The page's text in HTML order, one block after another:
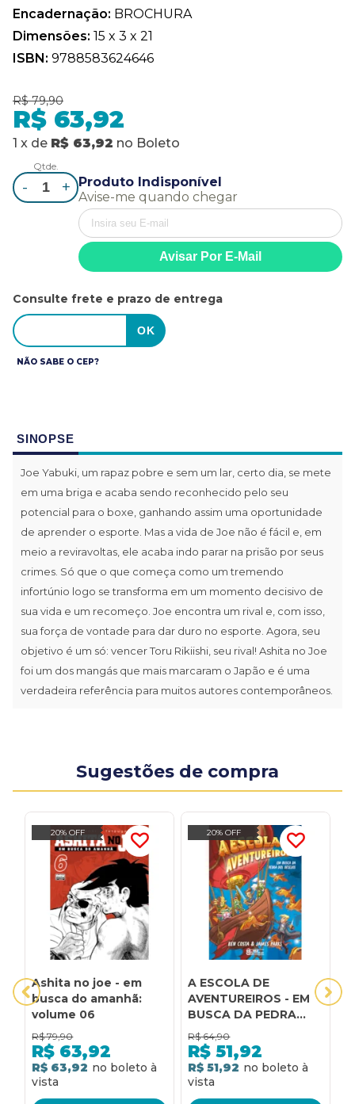
Encadernação: BROCHURA
Dimensões: 15 x 3 x 21
ISBN: 9788583624646
R$ 79,90
R$ 63,92
1 x de R$ 63,92 no Boleto
Qtde.
- +
Produto Indisponível
Avise-me quando chegar
Consulte frete e prazo de entrega
NÃO SABE O CEP?
SINOPSE
Joe Yabuki, um rapaz pobre e sem um lar, certo dia, se mete
em uma briga e acaba sendo reconhecido pelo seu
potencial para o boxe, ganhando assim uma oportunidade
de aprender o esporte. Mas a vida de Joe não é fácil e, em
meio a reviravoltas, ele acaba indo parar na prisão por seus
crimes. Só que o que começa como um tremendo
infortúnio logo se transforma em um momento decisivo de
sua vida e um recomeço. Joe encontra um rival e, com isso,
sua força de vontade para dar duro no esporte. Agora, seu
objetivo é um só: vencer Toru Rikiishi, seu rival! Ashita no Joe
foi um dos mangás que mais marcaram o Japão e é uma
verdadeira referência para muitos autores contemporâneos.
Sugestões de compra
20% OFF
Ashita no joe - em
busca do amanhã:
volume 06
R$ 79,90
R$ 63,92
R$ 63,92
20% OFF
A ESCOLA DE
AVENTUREIROS - EM
BUSCA DA PEDRA
DOS DESEJOS:
VOLUME 3
R$ 64,90
R$ 51,92
R$ 51,92